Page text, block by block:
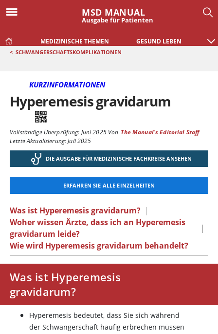
MSD MANUAL
Ausgabe für Patienten
MEDIZINISCHE THEMEN GESUND LEBEN
< SCHWANGERSCHAFTSKOMPLIKATIONEN
KURZINFORMATIONEN
Hyperemesis gravidarum
Vollständige Überprüfung: Juni 2025Von The Manual's Editorial Staff
Letzte Aktualisierung: Juli 2025
DIE AUSGABE FÜR MEDIZINISCHE FACHKREISE ANSEHEN
ERFAHREN SIE ALLE EINZELHEITEN
Was ist Hyperemesis gravidarum? |
Woher wissen Ärzte, dass ich an Hyperemesis
gravidarum leide?
|
Wie wird Hyperemesis gravidarum behandelt?
Was ist Hyperemesis
gravidarum?
Hyperemesis bedeutet, dass Sie sich während
der Schwangerschaft häufig erbrechen müssen